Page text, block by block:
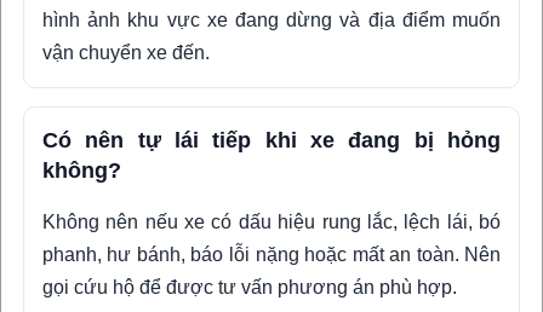
hình ảnh khu vực xe đang dừng và địa điểm muốn
vận chuyển xe đến.
Có nên tự lái tiếp khi xe đang bị hỏng
không?
Không nên nếu xe có dấu hiệu rung lắc, lệch lái, bó
phanh, hư bánh, báo lỗi nặng hoặc mất an toàn. Nên
gọi cứu hộ để được tư vấn phương án phù hợp.